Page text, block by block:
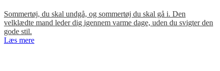
Sommertøj, du skal undgå, og sommertøj du skal gå i. Den
velklædte mand leder dig igennem varme dage, uden du svigter den
gode stil.
Læs mere